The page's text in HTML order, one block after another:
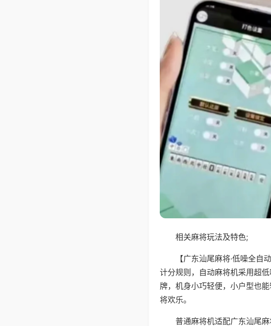
相关麻将玩法及特色;
【广东汕尾麻将·低噪全
计分规则，自动麻将机采用超
牌，机身小巧轻便，小户型也
将欢乐。
普通麻将机适配广东汕尾